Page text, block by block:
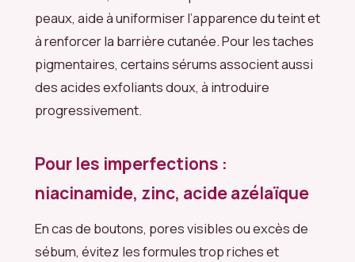
peaux, aide à uniformiser l’apparence du teint et
à renforcer la barrière cutanée. Pour les taches
pigmentaires, certains sérums associent aussi
des acides exfoliants doux, à introduire
progressivement.
Pour les imperfections :
niacinamide, zinc, acide azélaïque
En cas de boutons, pores visibles ou excès de
sébum, évitez les formules trop riches et